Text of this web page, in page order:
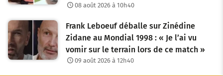
08 août 2026 à 10h40
Frank Leboeuf déballe sur Zinédine
Zidane au Mondial 1998 : « Je l’ai vu
vomir sur le terrain lors de ce match »
09 août 2026 à 12h40